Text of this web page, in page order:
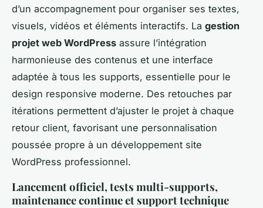
d’un accompagnement pour organiser ses textes,
visuels, vidéos et éléments interactifs. La gestion
projet web WordPress assure l’intégration
harmonieuse des contenus et une interface
adaptée à tous les supports, essentielle pour le
design responsive moderne. Des retouches par
itérations permettent d’ajuster le projet à chaque
retour client, favorisant une personnalisation
poussée propre à un développement site
WordPress professionnel.
Lancement officiel, tests multi-supports,
maintenance continue et support technique